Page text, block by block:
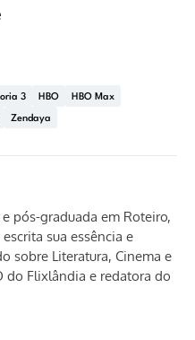
3 HBO HBO Max
Zendaya
pós-graduada em Roteiro,
sua essência e
sobre Literatura, Cinema e
do Flixlândia e redatora do